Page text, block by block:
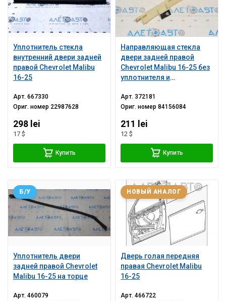
Уплотнитель стекла
внутренний двери задней
правой Chevrolet Malibu
16-25
Арт.667330
Ориг. номер 22987628
298 lei
17 $
Купить
Направляющая стекла
двери задней правой
Chevrolet Malibu 16-25 без
уплотнителя и
Арт.372181
Ориг. номер84156084
211 lei
12 $
Купить
Уплотнитель двери
задней правой Chevrolet
Malibu 16-25 на торце
Б/У
Арт.460079
Дверь голая передняя
правая Chevrolet Malibu
16-25
НОВЫЙ АНАЛОГ
Арт.466722